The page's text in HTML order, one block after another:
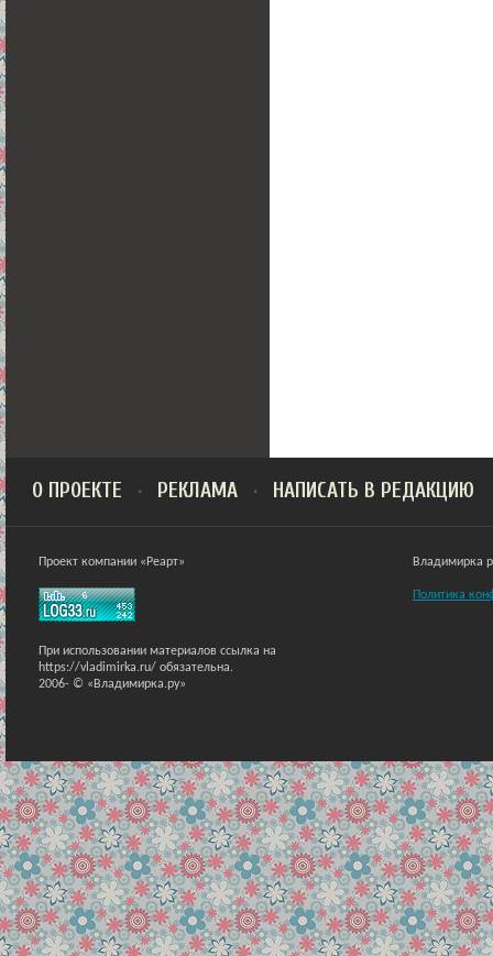
О ПРОЕКТЕ РЕКЛАМА НАПИСАТЬ В РЕДАКЦИЮ
Проект компании «Реарт»
При использовании материалов ссылка на
https://vladimirka.ru/ обязательна.
2006- © «Владимирка.ру»
Владимирка
Политика